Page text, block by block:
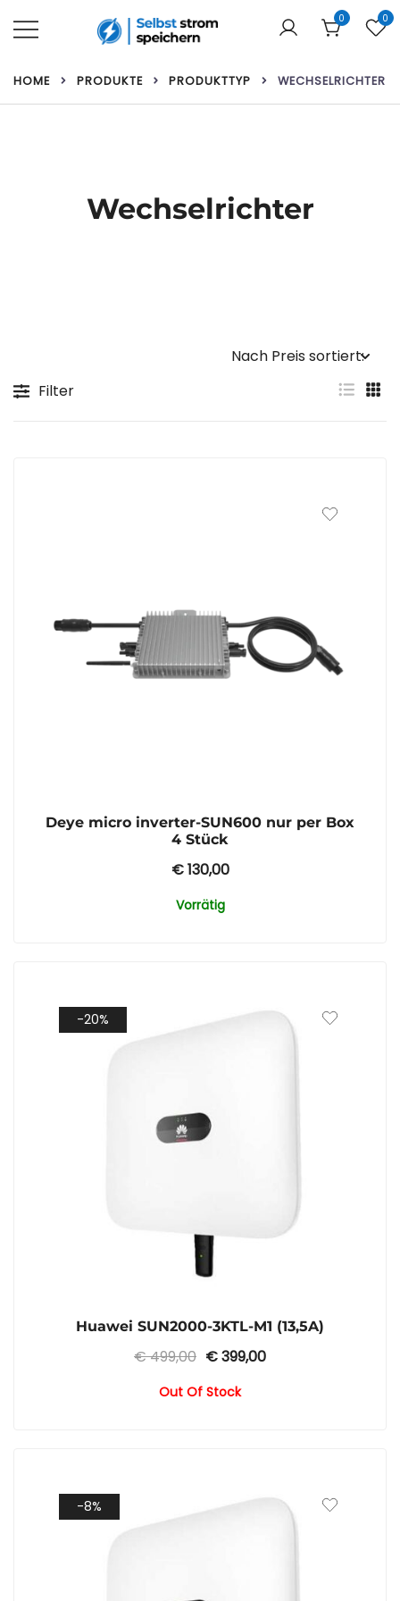
Inhalt
Solarmodule!
0 0
HOME PRODUKTE PRODUKTTYP WECHSELRICHTER
Wechselrichter
Filter
Deye micro inverter-SUN600 nur per Box
4 Stück
€130,00
Vorrätig
-20%
Huawei SUN2000-3KTL-M1 (13,5A)
€499,00 Ursprünglicher
war:
€399,00Aktueller
Out Of Stock
-8%